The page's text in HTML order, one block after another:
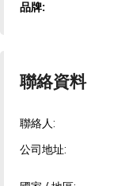
品牌:
聯絡資料
聯絡人:
公司地址: